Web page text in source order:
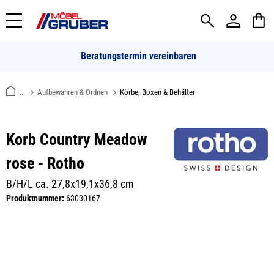
springen
Beratungstermin vereinbaren
... Aufbewahren & Ordnen Körbe, Boxen & Behälter
Korb Country Meadow
rose - Rotho
B/H/L ca. 27,8x19,1x36,8 cm
Produktnummer: 63030167